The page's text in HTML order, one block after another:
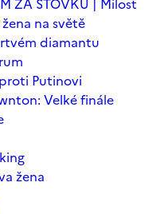
na světě
diamantu
Putinovi
Velké finále
žena